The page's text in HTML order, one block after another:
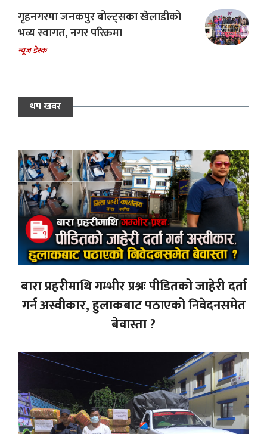
गृहनगरमा जनकपुर बोल्ट्सका खेलाडीको
भव्य स्वागत, नगर परिक्रमा
न्यूज डेस्क
थप खबर
बारा प्रहरीमाथि गम्भीर प्रश्नः पीडितको जाहेरी दर्ता
गर्न अस्वीकार, हुलाकबाट पठाएको निवेदनसमेत
बेवास्ता ?